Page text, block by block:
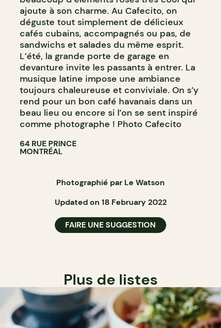
ajoute à son charme. Au Cafecito, on
déguste tout simplement de délicieux
cafés cubains, accompagnés ou pas, de
sandwichs et salades du même esprit.
L’été, la grande porte de garage en
devanture invite les passants à entrer. La
musique latine impose une ambiance
toujours chaleureuse et conviviale. On s’y
rend pour un bon café havanais dans un
beau lieu ou encore si l’on se sent inspiré
comme photographe ! Photo Cafecito
64 RUE PRINCE
MONTRÉAL
Photographié par Le Watson
Updated on 18 February 2022
FAIRE UNE SUGGESTION
Plus de listes